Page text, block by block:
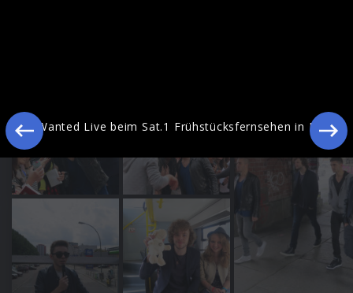
The Wanted Live beim Sat.1 Frühstücksfernsehen in Berlin